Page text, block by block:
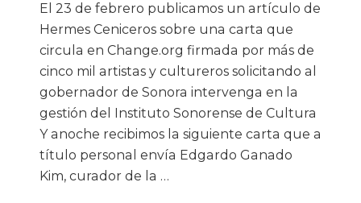
El 23 de febrero publicamos un artículo de
Hermes Ceniceros sobre una carta que
circula en Change.org firmada por más de
cinco mil artistas y cultureros solicitando al
gobernador de Sonora intervenga en la
gestión del Instituto Sonorense de Cultura
Y anoche recibimos la siguiente carta que a
título personal envía Edgardo Ganado
Kim, curador de la …